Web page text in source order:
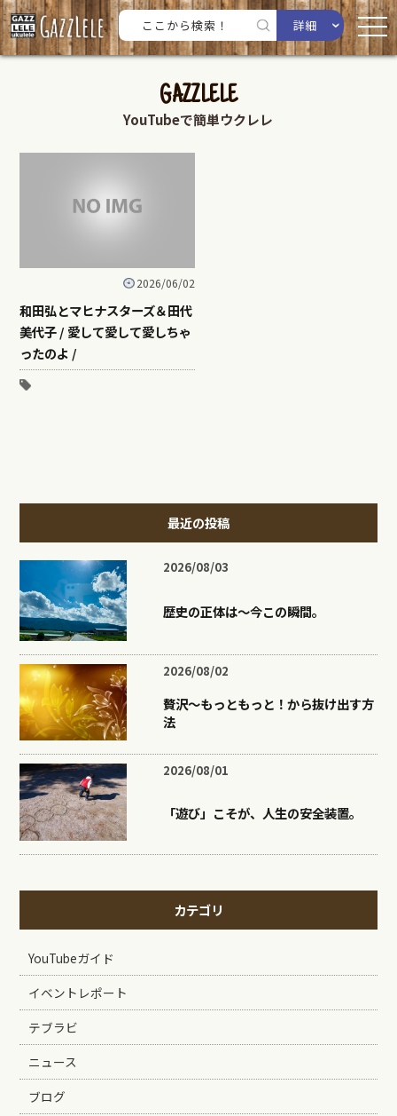
詳細
GAZZLELE
YouTubeで簡単ウクレレ
2026/06/02
和田弘とマヒナスターズ＆田代
美代子 / 愛して愛して愛しちゃ
ったのよ /
最近の投稿
2026/08/03
歴史の正体は〜今この瞬間。
2026/08/02
贅沢〜もっともっと！から抜け出す方
法
2026/08/01
「遊び」こそが、人生の安全装置。
カテゴリ
YouTubeガイド
イベントレポート
テブラビ
ニュース
ブログ